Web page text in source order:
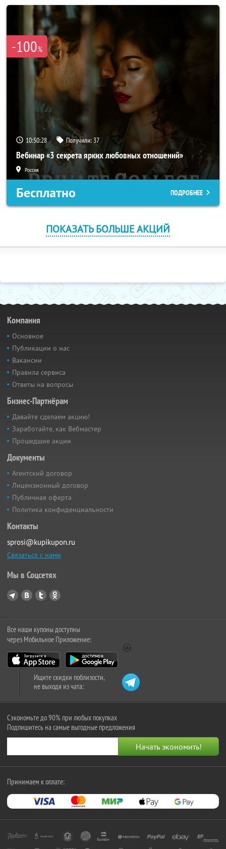
-100%
10:50:27 Получили: 37
Вебинар «3 секрета ярких любовных отношений»
Россия
Бесплатно ПОДРОБНЕЕ
ПОКАЗАТЬ БОЛЬШЕ АКЦИЙ
Компания
Основное
Публикации о нас
Вакансии
Правила сервиса
Ответы на вопросы
Бизнес-Партнёрам
Давайте сделаем акцию!
Заработайте, как Вебмастер
Прошедшие акции
Документы
Агентский договор
Лицензионный договор
Публичная оферта
Политика конфиденциальности
Контакты
sprosi@kupikupon.ru
Связаться с нами
Мы в Соцсетях
Все наши купоны доступны
через Мобильное Приложение:
Ищите скидки поблизости,
не выходя из чата:
Сэкономьте до 90% при любых покупках
Подпишитесь на самые выгодные предложения
Принимаем к оплате: